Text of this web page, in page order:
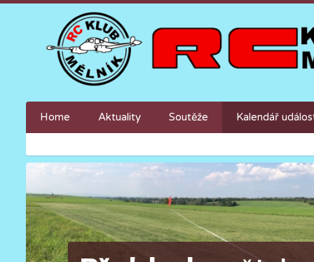
Home Aktuality Soutěže Kalendář